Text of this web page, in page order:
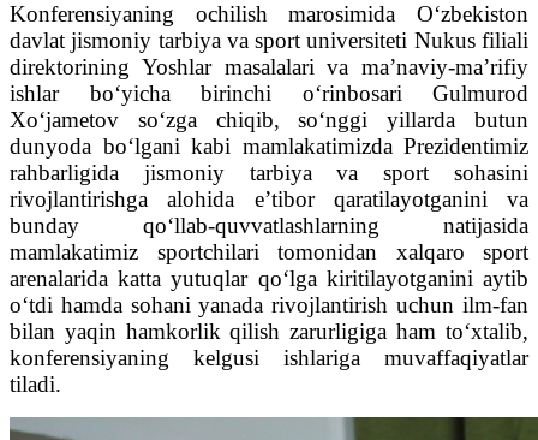
Konferensiyaning ochilish marosimida O‘zbekiston
davlat jismoniy tarbiya va sport universiteti Nukus filiali
direktorining Yoshlar masalalari va ma’naviy-ma’rifiy
ishlar bo‘yicha birinchi o‘rinbosari Gulmurod
Xo‘jametov so‘zga chiqib, so‘nggi yillarda butun
dunyoda bo‘lgani kabi mamlakatimizda Prezidentimiz
rahbarligida jismoniy tarbiya va sport sohasini
rivojlantirishga alohida e’tibor qaratilayotganini va
bunday qo‘llab-quvvatlashlarning natijasida
mamlakatimiz sportchilari tomonidan xalqaro sport
arenalarida katta yutuqlar qo‘lga kiritilayotganini aytib
o‘tdi hamda sohani yanada rivojlantirish uchun ilm-fan
bilan yaqin hamkorlik qilish zarurligiga ham to‘xtalib,
konferensiyaning kelgusi ishlariga muvaffaqiyatlar
tiladi.